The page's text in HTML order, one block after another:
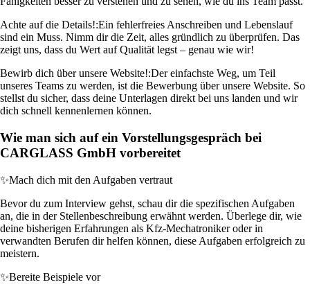
Achte auf die Details!:Ein fehlerfreies Anschreiben und Lebenslauf
sind ein Muss. Nimm dir die Zeit, alles gründlich zu überprüfen. Das
zeigt uns, dass du Wert auf Qualität legst – genau wie wir!
Bewirb dich über unsere Website!:Der einfachste Weg, um Teil
unseres Teams zu werden, ist die Bewerbung über unsere Website. So
stellst du sicher, dass deine Unterlagen direkt bei uns landen und wir
dich schnell kennenlernen können.
Wie man sich auf ein Vorstellungsgespräch bei
CARGLASS GmbH vorbereitet
✨Mach dich mit den Aufgaben vertraut
Bevor du zum Interview gehst, schau dir die spezifischen Aufgaben
an, die in der Stellenbeschreibung erwähnt werden. Überlege dir, wie
deine bisherigen Erfahrungen als Kfz-Mechatroniker oder in
verwandten Berufen dir helfen können, diese Aufgaben erfolgreich zu
meistern.
✨Bereite Beispiele vor